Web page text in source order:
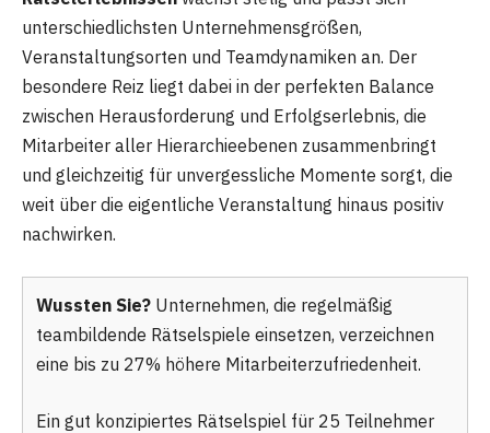
unterschiedlichsten Unternehmensgrößen,
Veranstaltungsorten und Teamdynamiken an. Der
besondere Reiz liegt dabei in der perfekten Balance
zwischen Herausforderung und Erfolgserlebnis, die
Mitarbeiter aller Hierarchieebenen zusammenbringt
und gleichzeitig für unvergessliche Momente sorgt, die
weit über die eigentliche Veranstaltung hinaus positiv
nachwirken.
Wussten Sie? Unternehmen, die regelmäßig
teambildende Rätselspiele einsetzen, verzeichnen
eine bis zu 27% höhere Mitarbeiterzufriedenheit.
Ein gut konzipiertes Rätselspiel für 25 Teilnehmer